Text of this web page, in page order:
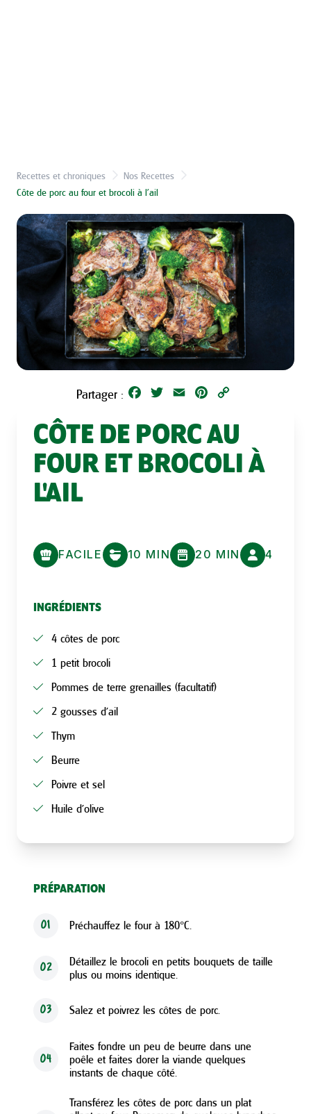
Recettes et chroniques
Nos Recettes
Côte de porc au four et brocoli à l'ail
Partager : Facebook
Twitter Email Pinterest
CÔTE DE PORC AU
FOUR ET BROCOLI À
L'AIL
FACILE 10 MIN 20 MIN 4
INGRÉDIENTS
4 côtes de porc
1 petit brocoli
Pommes de terre grenailles (facultatif)
2 gousses d’ail
Thym
Beurre
Poivre et sel
Huile d’olive
PRÉPARATION
01 Préchauffez le four à 180°C.
02
Détaillez le brocoli en petits bouquets de taille
plus ou moins identique.
03 Salez et poivrez les côtes de porc.
04
Faites fondre un peu de beurre dans une
poêle et faites dorer la viande quelques
instants de chaque côté.
Transférez les côtes de porc dans un plat